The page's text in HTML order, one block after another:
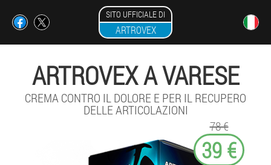
SITO UFFICIALE DI
ARTROVEX
ARTROVEX A VARESE
CREMA CONTRO IL DOLORE E PER IL RECUPERO
DELLE ARTICOLAZIONI
78 €
39 €